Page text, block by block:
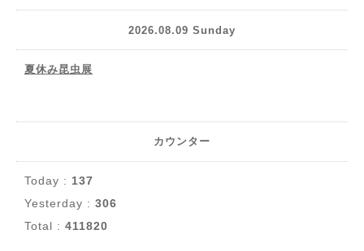
2026.08.09 Sunday
夏休み昆虫展
カウンター
Today : 137
Yesterday : 306
Total : 411820